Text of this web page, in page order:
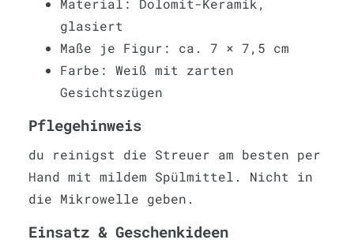
Material: Dolomit-Keramik,
glasiert
Maße je Figur: ca. 7 × 7,5 cm
Farbe: Weiß mit zarten
Gesichtszügen
Pflegehinweis
du reinigst die Streuer am besten per
Hand mit mildem Spülmittel. Nicht in
die Mikrowelle geben.
Einsatz & Geschenkideen